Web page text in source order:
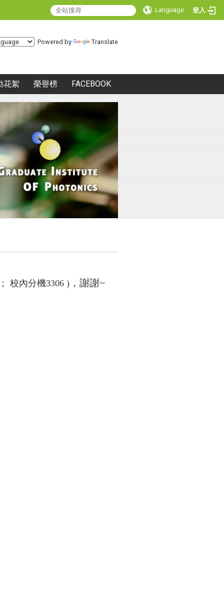
Language 登入
Powered by Translate
花絮 榮譽榜 FACEBOOK
； 校內分機3306 ) ，謝謝~